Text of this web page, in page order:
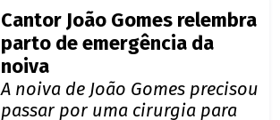
Cantor João Gomes relembra
parto de emergência da
noiva
A noiva de João Gomes precisou
passar por uma cirurgia para